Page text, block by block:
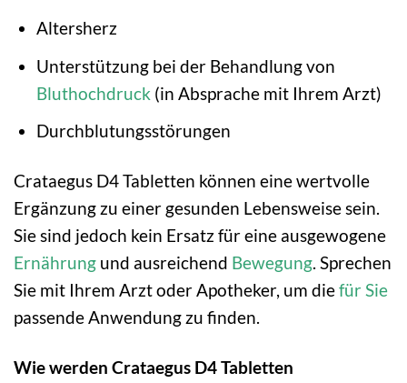
Altersherz
Unterstützung bei der Behandlung von
Bluthochdruck (in Absprache mit Ihrem Arzt)
Durchblutungsstörungen
Crataegus D4 Tabletten können eine wertvolle
Ergänzung zu einer gesunden Lebensweise sein.
Sie sind jedoch kein Ersatz für eine ausgewogene
Ernährung und ausreichend Bewegung. Sprechen
Sie mit Ihrem Arzt oder Apotheker, um diefür Sie
passende Anwendung zu finden.
Wie werden Crataegus D4 Tabletten